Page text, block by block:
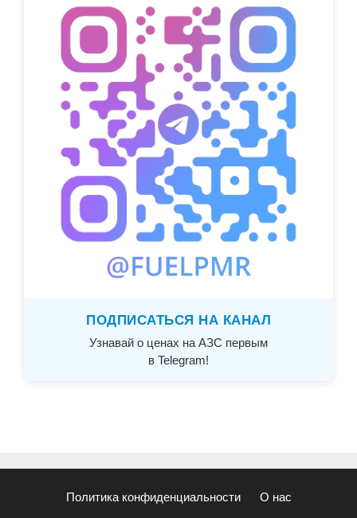
ПОДПИСАТЬСЯ НА КАНАЛ
Узнавай о ценах на АЗС первым
в Telegram!
Политика конфиденциальности О нас